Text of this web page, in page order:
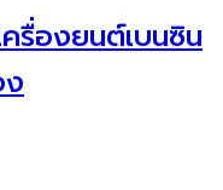
รื่องยนต์เบนซิน